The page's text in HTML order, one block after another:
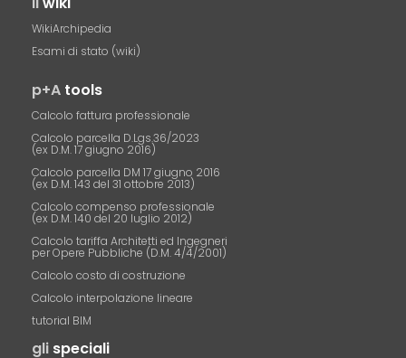
WikiArchipedia
Esami di stato (wiki)
p+A tools
Calcolo fattura professionale
Calcolo parcella D.Lgs.36/2023
(ex D.M. 17 giugno 2016)
Calcolo parcella DM 17 giugno 2016
(ex D.M. 143 del 31 ottobre 2013)
Calcolo compenso professionale
(ex D.M. 140 del 20 luglio 2012)
Calcolo tariffa Architetti ed Ingegneri
per Opere Pubbliche (D.M. 4/4/2001)
Calcolo costo di costruzione
Calcolo interpolazione lineare
tutorial BIM
gli speciali